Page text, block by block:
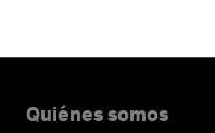
Quiénes somos